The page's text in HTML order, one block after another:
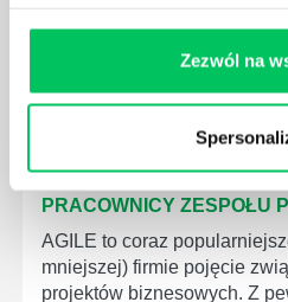
Zezwól na
JAKIE ZADANIA MUSZĄ
PRACOWNICY ZESPOŁU
AGILE to coraz
mniejszej) firmie pojęcie
projektów biznesowych. Z